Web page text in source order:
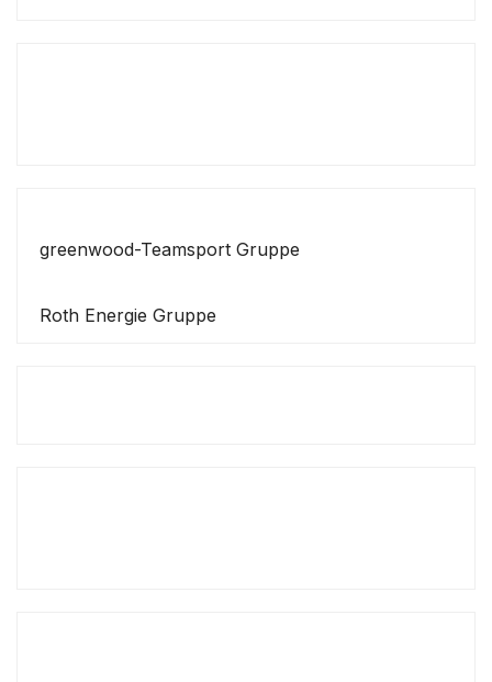
greenwood-Teamsport Gruppe
Roth Energie Gruppe